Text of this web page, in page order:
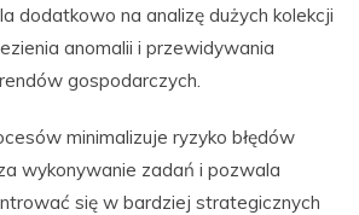
dodatkowo na analizę dużych kolekcji
anomalii i przewidywania
gospodarczych.
minimalizuje ryzyko błędów
wykonywanie zadań i pozwala
się w bardziej strategicznych